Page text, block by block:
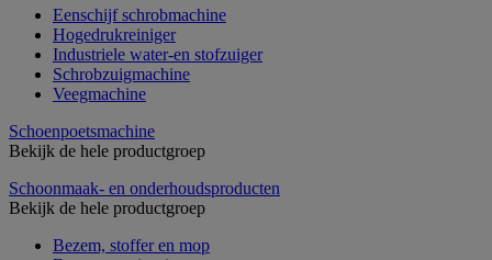
Eenschijf schrobmachine
Hogedrukreiniger
Industriele water-en stofzuiger
Schrobzuigmachine
Veegmachine
Schoenpoetsmachine
Bekijk de hele productgroep
Schoonmaak- en onderhoudsproducten
Bekijk de hele productgroep
Bezem, stoffer en mop